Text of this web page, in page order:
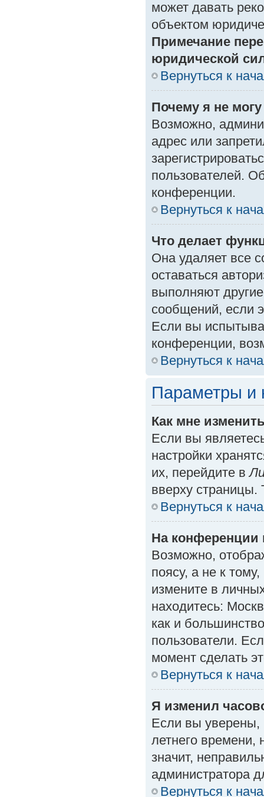
может давать
объектом
Примечание
юридической
Вернуться к
Почему я не
Возможно,
адрес или
пользователей.
конференции.
Вернуться к
Что делает
Она удаляет все
оставаться
выполняют
сообщений, если
Если вы
конференции,
Вернуться к
Параметры и
Как мне
Если вы
настройки
их, перейдите в
вверху страницы.
Вернуться к
На конференции
Возможно,
поясу, а не к
измените в
находитесь:
как и
пользователи.
момент сделать
Вернуться к
Я изменил
Если вы уверены,
летнего времени,
значит,
администратора
Вернуться к